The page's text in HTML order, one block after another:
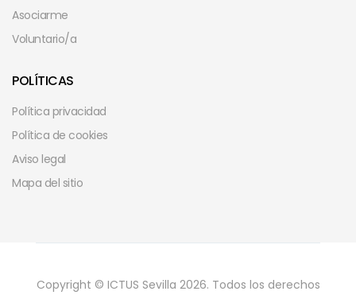
Asociarme
Voluntario/a
POLÍTICAS
Política privacidad
Política de cookies
Aviso legal
Mapa del sitio
Copyright © ICTUS Sevilla 2026. Todos los derechos